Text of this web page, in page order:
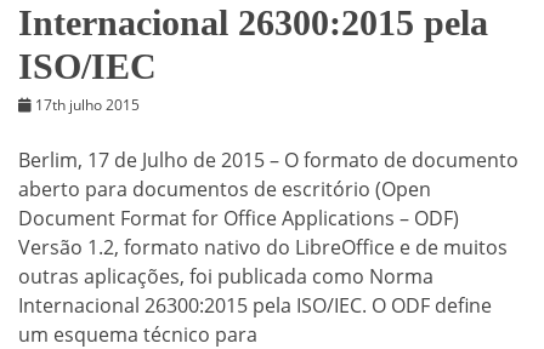
Internacional 26300:2015 pela
ISO/IEC
17th julho 2015
Berlim, 17 de Julho de 2015 – O formato de documento
aberto para documentos de escritório (Open
Document Format for Office Applications – ODF)
Versão 1.2, formato nativo do LibreOffice e de muitos
outras aplicações, foi publicada como Norma
Internacional 26300:2015 pela ISO/IEC. O ODF define
um esquema técnico para